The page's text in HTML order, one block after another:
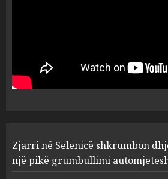
1
grumbullimi
Paskuqan:
vajzat që
Zjarri në Selenicë shkrumbon
një pikë grumbullimi